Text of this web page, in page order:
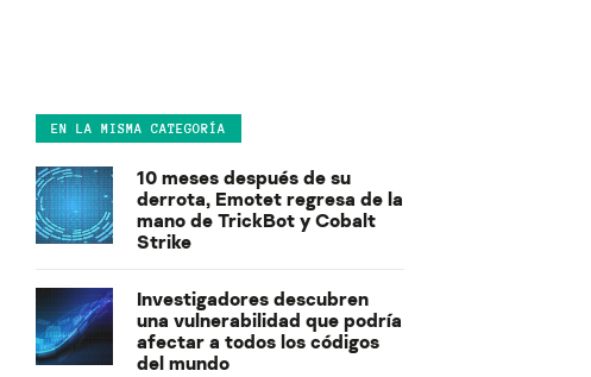
EN LA MISMA CATEGORÍA
10 meses después de su
derrota, Emotet regresa de la
mano de TrickBot y Cobalt
Strike
Investigadores descubren
una vulnerabilidad que podría
afectar a todos los códigos
del mundo